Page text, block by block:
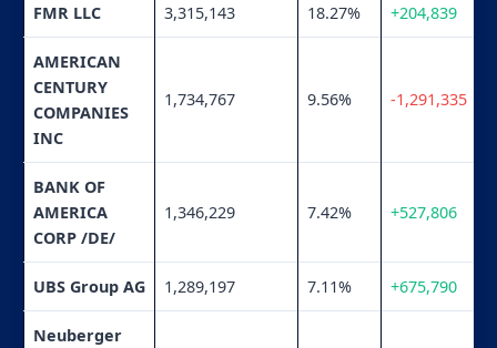
FMR LLC 3,315,143 18.27% +204,839
AMERICAN
CENTURY
COMPANIES
INC
1,734,767 9.56% -1,291,335
BANK OF
AMERICA
CORP /DE/
1,346,229 7.42% +527,806
UBS Group AG 1,289,197 7.11% +675,790
Neuberger